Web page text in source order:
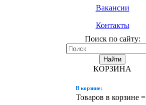
Вакансии
Контакты
Поиск по сайту:
Найти
КОРЗИНА
В корзине:
Товаров в корзине =